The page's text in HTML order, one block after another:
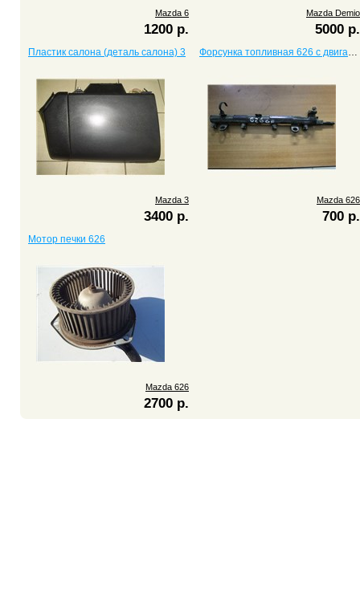
Mazda 6
1200 р.
Mazda Demio
5000 р.
Пластик салона (деталь салона) 3
Mazda 3
3400 р.
Форсунка топливная 626 с двигателем FS
Mazda 626
700 р.
Мотор печки 626
Mazda 626
2700 р.